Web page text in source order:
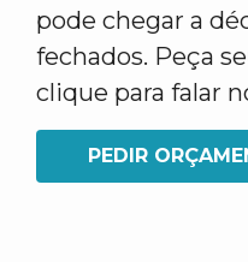
pode chegar a
fechados. Peça
clique para falar
PEDIR